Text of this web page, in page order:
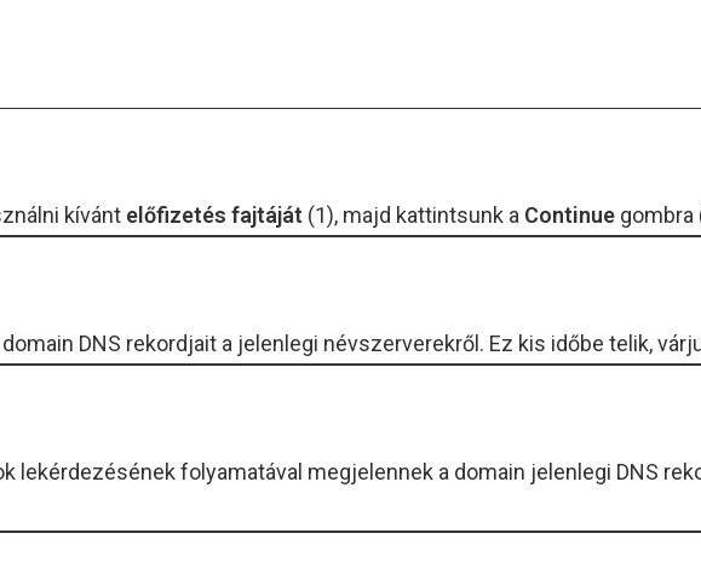
kívánt előfizetés fajtáját (1), majd kattintsunk a Continue gombra
DNS rekordjait a jelenlegi névszerverekről. Ez kis időbe telik,
lekérdezésének folyamatával megjelennek a domain jelenlegi DNS